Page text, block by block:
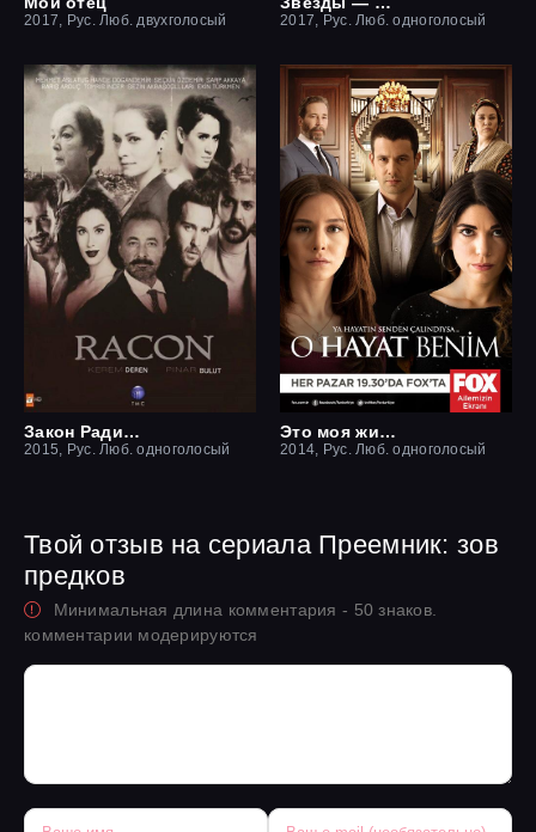
2017, Рус. Люб. двухголосый 2017, Рус. Люб. одноголосый
Закон Ради семьи / Ракон
2015, Рус. Люб. одноголосый
Это моя жизнь
2014, Рус. Люб. одноголосый
Твой отзыв на сериала Преемник: зов
предков
Минимальная длина комментария - 50 знаков.
комментарии модерируются